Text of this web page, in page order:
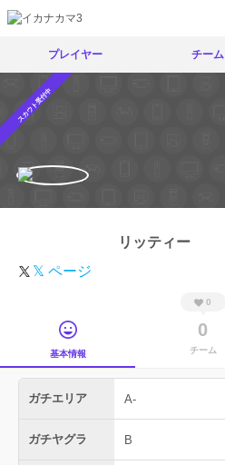
プレイヤー チーム
スカウト受付中
リッティー
𝕏 ページ
基本情報
0
0
チーム
ガチエリア A-
ガチヤグラ B